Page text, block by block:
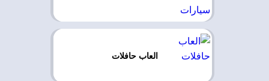
العاب حافلات